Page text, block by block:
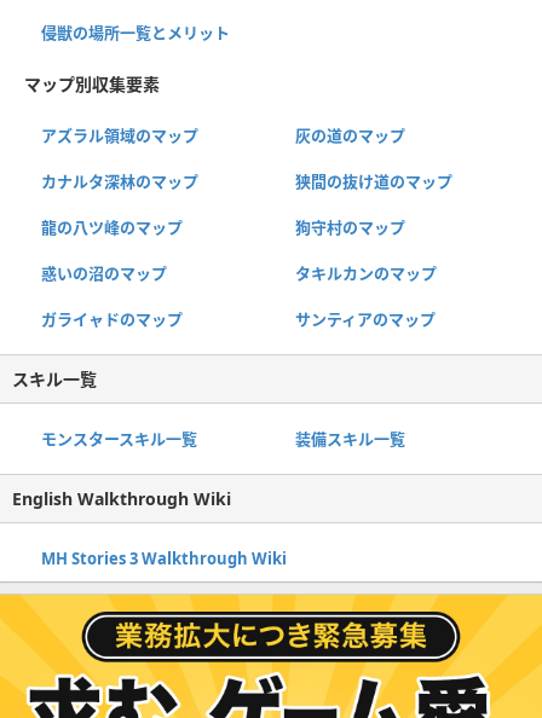
侵獣の場所一覧とメリット
マップ別収集要素
アズラル領域のマップ 灰の道のマップ
カナルタ深林のマップ 狭間の抜け道のマップ
龍の八ツ峰のマップ 狗守村のマップ
惑いの沼のマップ タキルカンのマップ
ガライャドのマップ サンティアのマップ
スキル一覧
モンスタースキル一覧 装備スキル一覧
English Walkthrough Wiki
MH Stories 3 Walkthrough Wiki